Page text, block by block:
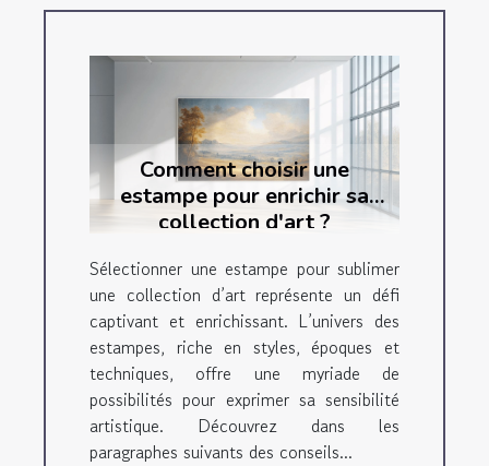
Comment choisir une
estampe pour enrichir sa
collection d'art ?
Sélectionner une estampe pour sublimer
une collection d’art représente un défi
captivant et enrichissant. L’univers des
estampes, riche en styles, époques et
techniques, offre une myriade de
possibilités pour exprimer sa sensibilité
artistique. Découvrez dans les
paragraphes suivants des conseils...